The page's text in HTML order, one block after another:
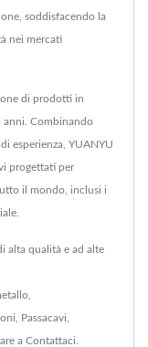
soddisfacendo la
nei mercati
di prodotti in
anni. Combinando
esperienza, YUANYU
progettati per
il mondo, inclusi i
alta qualità e ad alte
Passacavi
a Contattaci